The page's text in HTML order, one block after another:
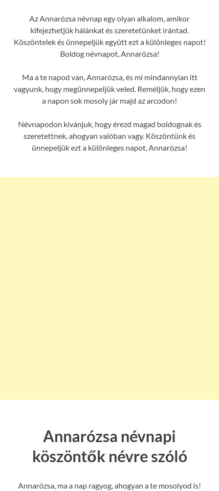
Az Annarózsa névnap egy olyan alkalom, amikor
kifejezhetjük hálánkat és szeretetünket irántad.
Köszöntelek és ünnepeljük együtt ezt a különleges napot!
Boldog névnapot, Annarózsa!
Ma a te napod van, Annarózsa, és mi mindannyian itt
vagyunk, hogy megünnepeljük veled. Reméljük, hogy ezen
a napon sok mosoly jár majd az arcodon!
Névnapodon kívánjuk, hogy érezd magad boldognak és
szeretettnek, ahogyan valóban vagy. Köszöntünk és
ünnepeljük ezt a különleges napot, Annarózsa!
Annarózsa névnapi
köszöntők névre szóló
Annarózsa, ma a nap ragyog, ahogyan a te mosolyod is!